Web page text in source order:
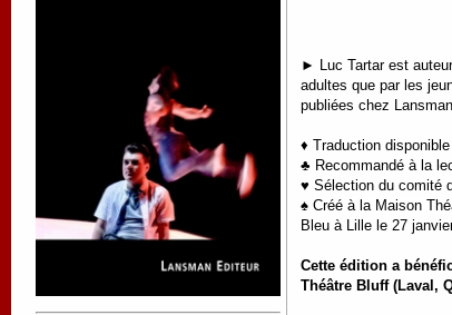
► Luc Tartar est
adultes que par les
publiées chez
♦ Traduction
♣ Recommandé à la
♥ Sélection du comité
♠ Créé à la Maison
Bleu à Lille le 27
Cette édition a
Théâtre Bluff (Laval,